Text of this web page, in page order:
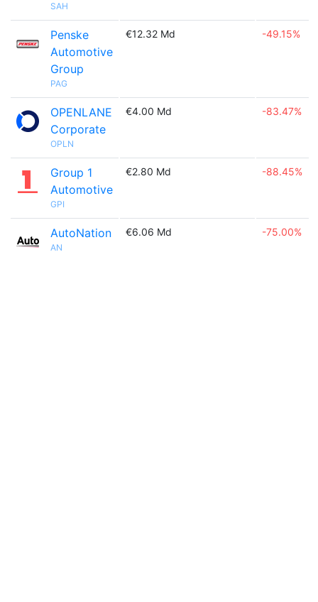
SAH
Penske
Automotive
Group
PAG
€12.32 Md -49.15%
OPENLANE
Corporate
OPLN
€4.00 Md -83.47%
Group 1
Automotive
GPI
€2.80 Md -88.45%
AutoNation
AN
€6.06 Md -75.00%